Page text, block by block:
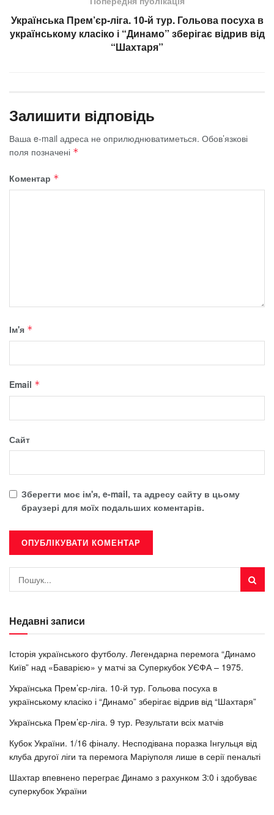
Українська Прем’єр-ліга. 10-й тур. Гольова посуха в
українському класіко і “Динамо” зберігає відрив від
“Шахтаря”
Залишити відповідь
Ваша e-mail адреса не оприлюднюватиметься. Обов’язкові
поля позначені *
Коментар *
Ім'я *
Email *
Сайт
Зберегти моє ім'я, e-mail, та адресу сайту в цьому
браузері для моїх подальших коментарів.
Недавні записи
Історія українського футболу. Легендарна перемога “Динамо
Київ” над «Баварією» у матчі за Суперкубок УЄФА – 1975.
Українська Прем’єр-ліга. 10-й тур. Гольова посуха в
українському класіко і “Динамо” зберігає відрив від “Шахтаря”
Українська Прем’єр-ліга. 9 тур. Результати всіх матчів
Кубок України. 1/16 фіналу. Несподівана поразка Інгульця від
клуба другої ліги та перемога Маріуполя лише в серії пенальті
Шахтар впевнено переграє Динамо з рахунком З:0 і здобуває
суперкубок України